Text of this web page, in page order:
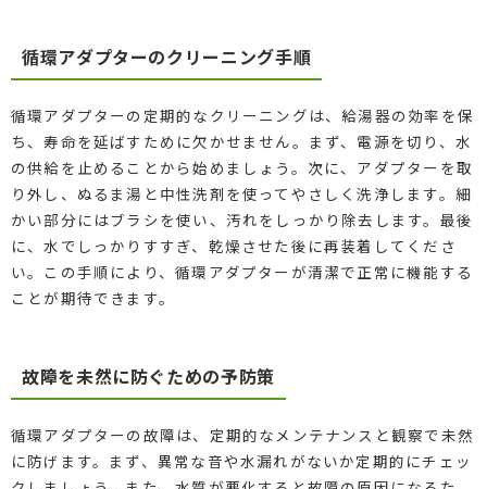
循環アダプターのクリーニング手順
循環アダプターの定期的なクリーニングは、給湯器の効率を保
ち、寿命を延ばすために欠かせません。まず、電源を切り、水
の供給を止めることから始めましょう。次に、アダプターを取
り外し、ぬるま湯と中性洗剤を使ってやさしく洗浄します。細
かい部分にはブラシを使い、汚れをしっかり除去します。最後
に、水でしっかりすすぎ、乾燥させた後に再装着してくださ
い。この手順により、循環アダプターが清潔で正常に機能する
ことが期待できます。
故障を未然に防ぐための予防策
循環アダプターの故障は、定期的なメンテナンスと観察で未然
に防げます。まず、異常な音や水漏れがないか定期的にチェッ